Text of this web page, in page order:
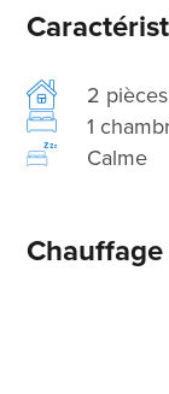
2 pièces
1
Calme